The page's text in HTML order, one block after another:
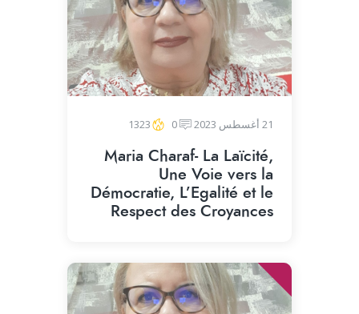
21 أغسطس 2023 0
1323
Maria Charaf- La Laïcité,
Une Voie vers la
Démocratie, L’Egalité et le
Respect des Croyances